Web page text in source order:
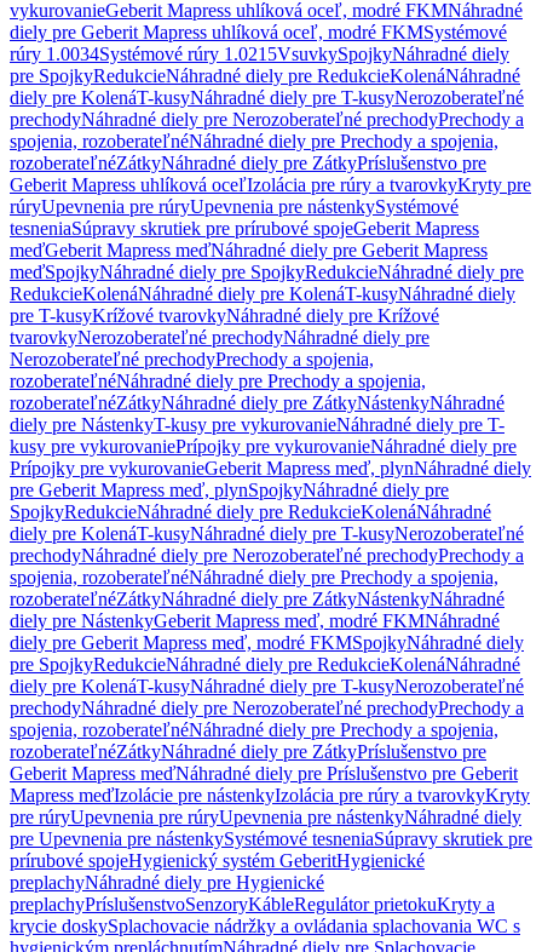
vykurovanieGeberit Mapress uhlíková oceľ, modré FKMNáhradné
diely pre Geberit Mapress uhlíková oceľ, modré FKMSystémové
rúry 1.0034Systémové rúry 1.0215VsuvkySpojkyNáhradné diely
pre SpojkyRedukcieNáhradné diely pre RedukcieKolenáNáhradné
diely pre KolenáT-kusyNáhradné diely pre T-kusyNerozoberateľné
prechodyNáhradné diely pre Nerozoberateľné prechodyPrechody a
spojenia, rozoberateľnéNáhradné diely pre Prechody a spojenia,
rozoberateľnéZátkyNáhradné diely pre ZátkyPríslušenstvo pre
Geberit Mapress uhlíková oceľIzolácia pre rúry a tvarovkyKryty pre
rúryUpevnenia pre rúryUpevnenia pre nástenkySystémové
tesneniaSúpravy skrutiek pre prírubové spojeGeberit Mapress
meďGeberit Mapress meďNáhradné diely pre Geberit Mapress
meďSpojkyNáhradné diely pre SpojkyRedukcieNáhradné diely pre
RedukcieKolenáNáhradné diely pre KolenáT-kusyNáhradné diely
pre T-kusyKrížové tvarovkyNáhradné diely pre Krížové
tvarovkyNerozoberateľné prechodyNáhradné diely pre
Nerozoberateľné prechodyPrechody a spojenia,
rozoberateľnéNáhradné diely pre Prechody a spojenia,
rozoberateľnéZátkyNáhradné diely pre ZátkyNástenkyNáhradné
diely pre NástenkyT-kusy pre vykurovanieNáhradné diely pre T-
kusy pre vykurovaniePrípojky pre vykurovanieNáhradné diely pre
Prípojky pre vykurovanieGeberit Mapress meď, plynNáhradné diely
pre Geberit Mapress meď, plynSpojkyNáhradné diely pre
SpojkyRedukcieNáhradné diely pre RedukcieKolenáNáhradné
diely pre KolenáT-kusyNáhradné diely pre T-kusyNerozoberateľné
prechodyNáhradné diely pre Nerozoberateľné prechodyPrechody a
spojenia, rozoberateľnéNáhradné diely pre Prechody a spojenia,
rozoberateľnéZátkyNáhradné diely pre ZátkyNástenkyNáhradné
diely pre NástenkyGeberit Mapress meď, modré FKMNáhradné
diely pre Geberit Mapress meď, modré FKMSpojkyNáhradné diely
pre SpojkyRedukcieNáhradné diely pre RedukcieKolenáNáhradné
diely pre KolenáT-kusyNáhradné diely pre T-kusyNerozoberateľné
prechodyNáhradné diely pre Nerozoberateľné prechodyPrechody a
spojenia, rozoberateľnéNáhradné diely pre Prechody a spojenia,
rozoberateľnéZátkyNáhradné diely pre ZátkyPríslušenstvo pre
Geberit Mapress meďNáhradné diely pre Príslušenstvo pre Geberit
Mapress meďIzolácie pre nástenkyIzolácia pre rúry a tvarovkyKryty
pre rúryUpevnenia pre rúryUpevnenia pre nástenkyNáhradné diely
pre Upevnenia pre nástenkySystémové tesneniaSúpravy skrutiek pre
prírubové spojeHygienický systém GeberitHygienické
preplachyNáhradné diely pre Hygienické
preplachyPríslušenstvoSenzoryKábleRegulátor prietokuKryty a
krycie doskySplachovacie nádržky a ovládania splachovania WC s
hygienickým prepláchnutímNáhradné diely pre Splachovacie